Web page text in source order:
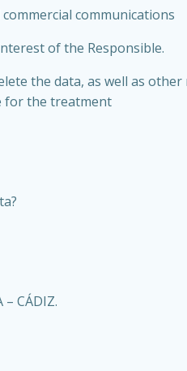
communications
of the Responsible.
the data, as well as
for the treatment
– CÁDIZ.